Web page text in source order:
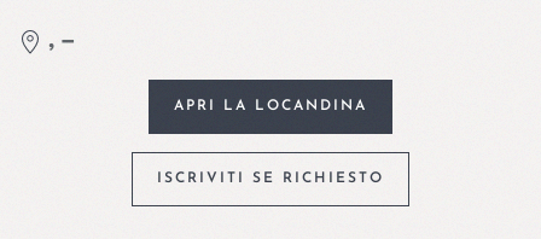
, –
APRI LA LOCANDINA
ISCRIVITI SE RICHIESTO